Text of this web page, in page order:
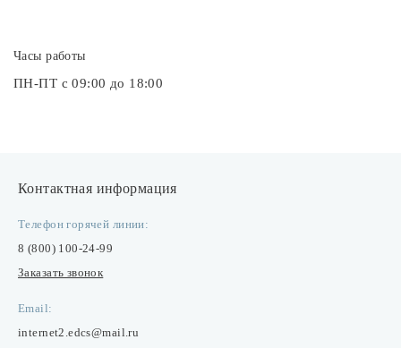
Розетки и выключатели
Предметы интерьера
Фонари
Лампочки
Часы работы
ПН-ПТ с 09:00 до 18:00
Контактная информация
Телефон горячей линии:
8 (800) 100-24-99
Заказать звонок
Email:
internet2.edcs@mail.ru